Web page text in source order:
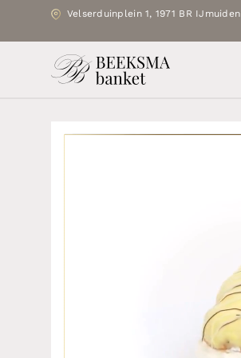
Velserduinplein 1, 1971 BR IJmuiden